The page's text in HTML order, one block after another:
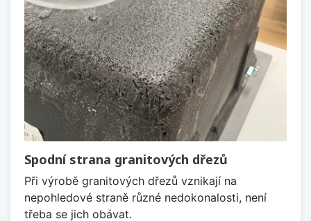
Spodní strana granitových dřezů
Při výrobě granitových dřezů vznikají na
nepohledové straně různé nedokonalosti, není
třeba se jich obávat.